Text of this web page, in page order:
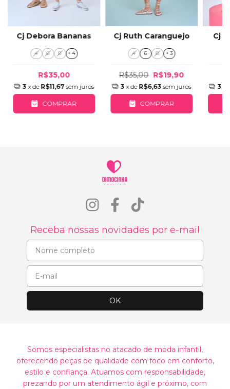
Cj Debora Bananas
4 6 8 + 4
R$35,00
3 x de R$11,67 sem juros
COMPRAR
Cj Ruth Caranguejo
4 6 8 + 3
R$35,00 R$19,90
3 x de R$6,63 sem juros
COMPRAR
Cj
3
Receba nossas novidades por e-mail
Somos especialistas no atacado de moda infantil,
oferecendo peças de qualidade com foco em conforto,
estilo e confiança. Atuamos com responsabilidade,
prezando por um atendimento ágil e próximo, com